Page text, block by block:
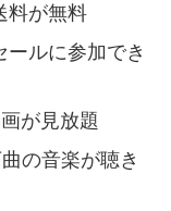
料が無料
ルに参加でき
が見放題
の音楽が聴き